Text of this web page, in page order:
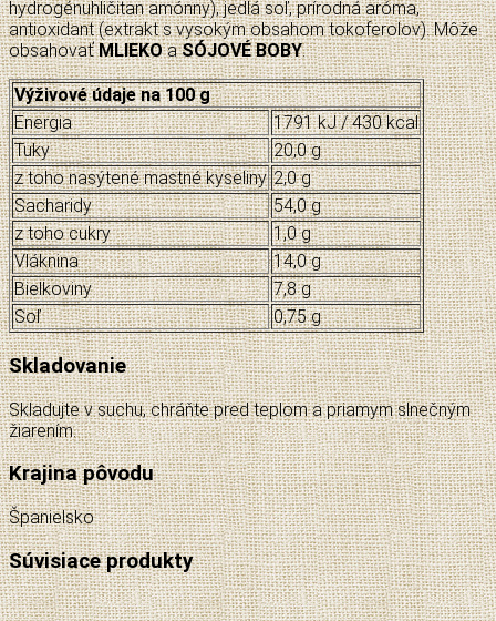
hydrogénuhličitan amónny), jedlá soľ, prírodná aróma,
antioxidant (extrakt s vysokým obsahom tokoferolov). Môže
obsahovaťMLIEKOaSÓJOVÉ BOBY.
Výživové údaje na 100 g
Energia
1791 kJ /430kcal
Tuky
20,0g
z toho nasýtené mastné kyseliny 2,0g
Sacharidy
54,0g
z toho cukry
1,0g
Vláknina
14,0 g
Bielkoviny
7,8 g
Soľ
0,75g
Skladovanie
Skladujte v suchu, chráňte pred teplom a priamym slnečným
žiarením.
Krajina pôvodu
Španielsko
Súvisiace produkty